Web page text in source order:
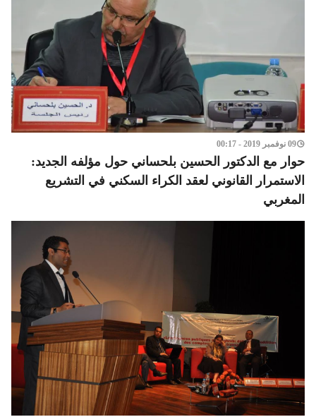
09 نوفمبر 2019 - 00:17
حوار مع الدكتور الحسين بلحساني حول مؤلفه الجديد:
الاستمرار القانوني لعقد الكراء السكني في التشريع
المغربي